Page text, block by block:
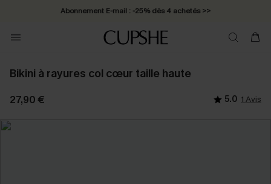
Abonnement E-mail : -25% dès 4 achetés >>
Bikini à rayures col cœur taille haute
27,90 € 5.0 1 Avis